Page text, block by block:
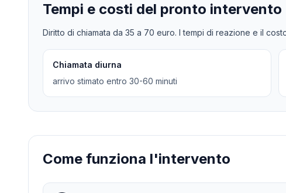
Tempi e costi del pronto intervento
Diritto di chiamata da 35 a 70 euro. I tempi di reazione e il
Chiamata diurna
arrivo stimato entro 30-60 minuti
Come funziona l'intervento